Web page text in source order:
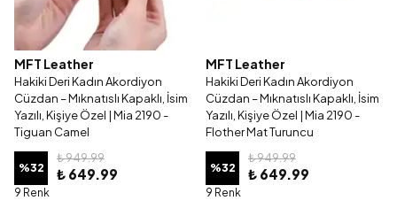
MFT Leather
Hakiki Deri Kadın Akordiyon
Cüzdan – Mıknatıslı Kapaklı, İsim
Yazılı, Kişiye Özel | Mia 2190 -
Tiguan Camel
%32
₺ 949.99
₺ 649.99
9 Renk
MFT Leather
Hakiki Deri Kadın Akordiyon
Cüzdan – Mıknatıslı Kapaklı, İsim
Yazılı, Kişiye Özel | Mia 2190 -
Flother Mat Turuncu
%32
₺ 949.99
₺ 649.99
9 Renk